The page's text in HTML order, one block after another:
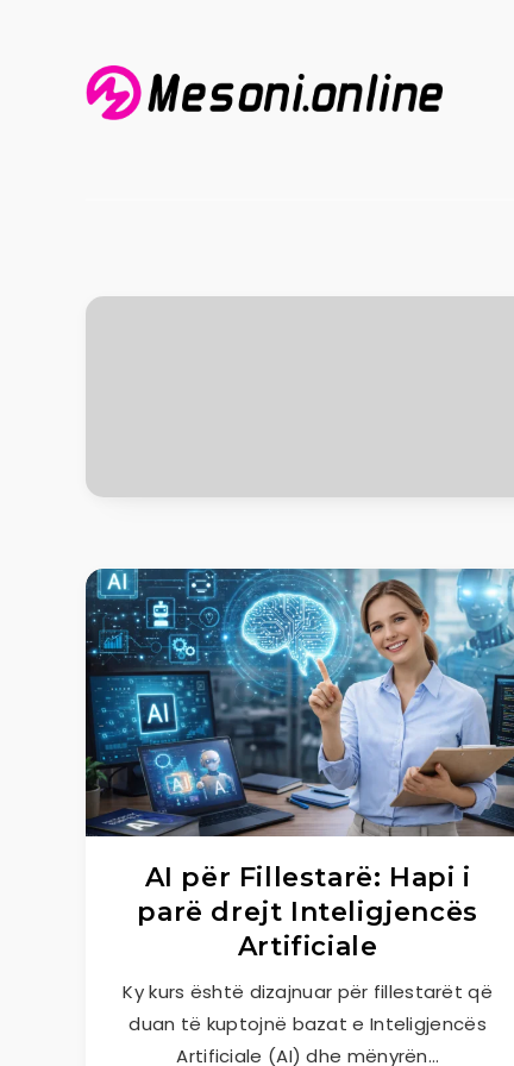
AI për Fillestarë: Hapi i
parë drejt Inteligjencës
Artificiale
Ky kurs është dizajnuar për fillestarët që
duan të kuptojnë bazat e Inteligjencës
Artificiale (AI) dhe mënyrën…